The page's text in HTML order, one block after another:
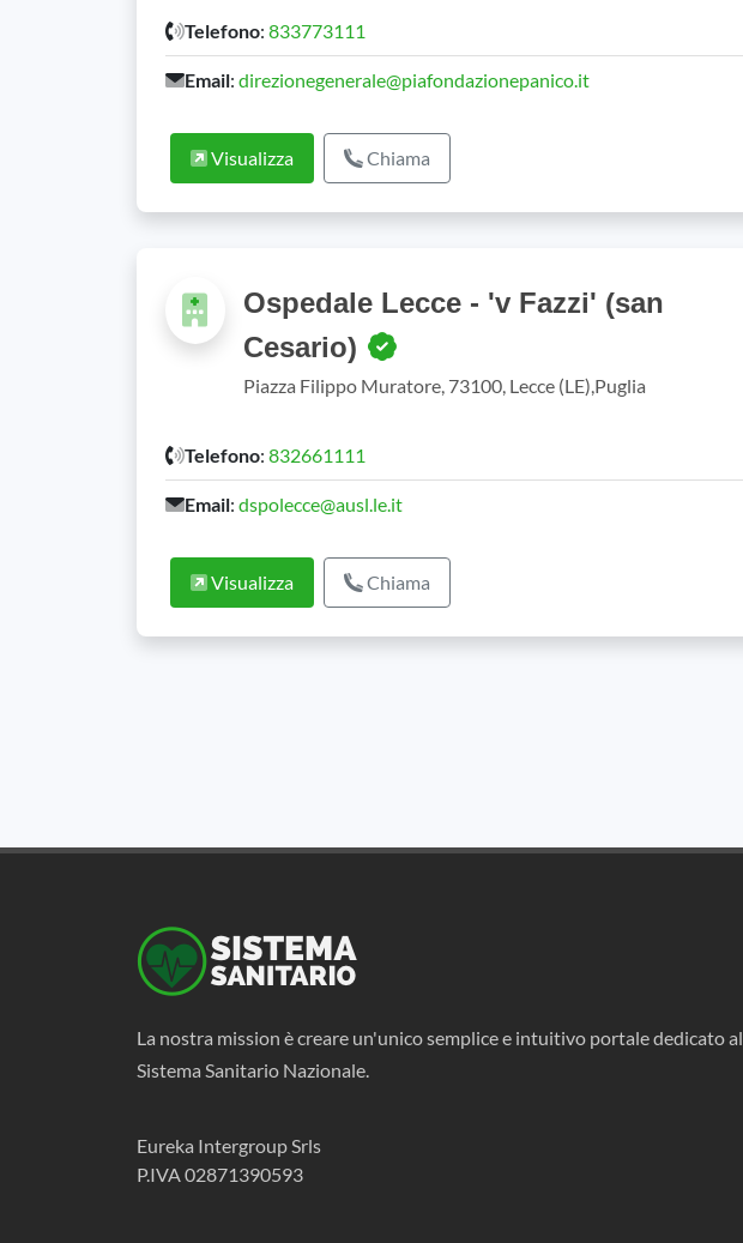
Telefono: 833773111
Email: direzionegenerale@piafondazionepanico.it
Visualizza Chiama
Ospedale Lecce - 'v Fazzi' (san
Cesario)
Piazza Filippo Muratore, 73100, Lecce (LE),Puglia
Telefono: 832661111
Email: dspolecce@ausl.le.it
Visualizza Chiama
La nostra mission è creare un'unico semplice e intuitivo portale dedicato al
Sistema Sanitario Nazionale.
Eureka Intergroup Srls
P.IVA 02871390593